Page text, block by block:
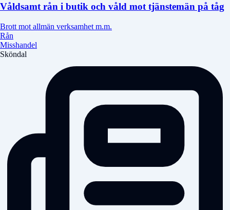
Våldsamt rån i butik och våld mot tjänstemän på tåg
Brott mot allmän verksamhet m.m.
Rån
Misshandel
Sköndal